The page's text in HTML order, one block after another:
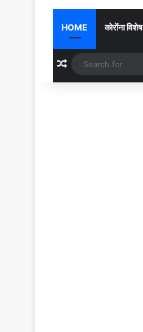
HOME कोरोंना विशेष
Random Article